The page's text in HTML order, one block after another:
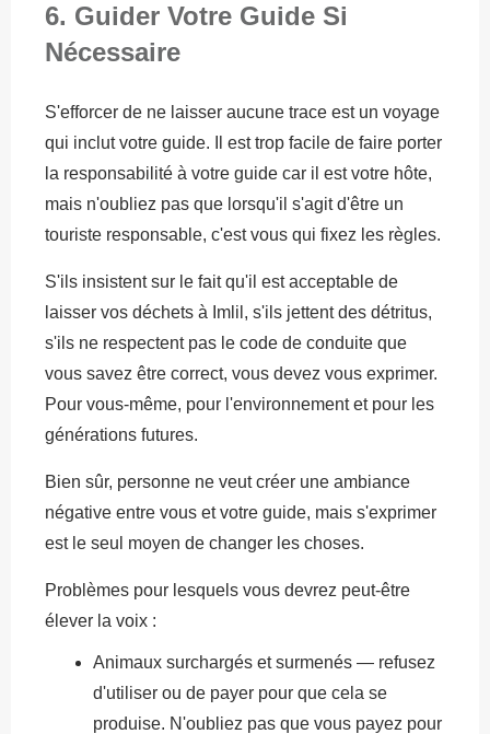
6. Guider Votre Guide Si
Nécessaire
S'efforcer de ne laisser aucune trace est un voyage
qui inclut votre guide. Il est trop facile de faire porter
la responsabilité à votre guide car il est votre hôte,
mais n'oubliez pas que lorsqu'il s'agit d'être un
touriste responsable, c'est vous qui fixez les règles.
S'ils insistent sur le fait qu'il est acceptable de
laisser vos déchets à Imlil, s'ils jettent des détritus,
s'ils ne respectent pas le code de conduite que
vous savez être correct, vous devez vous exprimer.
Pour vous-même, pour l'environnement et pour les
générations futures.
Bien sûr, personne ne veut créer une ambiance
négative entre vous et votre guide, mais s'exprimer
est le seul moyen de changer les choses.
Problèmes pour lesquels vous devrez peut-être
élever la voix :
Animaux surchargés et surmenés — refusez
d'utiliser ou de payer pour que cela se
produise. N'oubliez pas que vous payez pour